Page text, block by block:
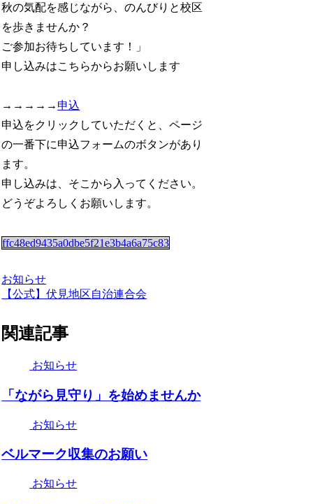
秋の気配を感じながら、のんびりと校区
を歩きませんか？
ご参加お待ちしています！」
申し込みはこちらからお願いします
→→→→→ 申込
申込をクリックしていただくと、ページ
の一番下に申込フォームのボタンがあり
ます。
申し込みは、そこから入ってください。
どうぞよろしくお願いします。
ffc48ed9435a0dbe5f21e3b4a6a75c83
お知らせ
【公式】伏見地区自治連合会
関連記事
お知らせ
「ながら見守り」を始めませんか
お知らせ
ベルマーク収集のお願い
お知らせ